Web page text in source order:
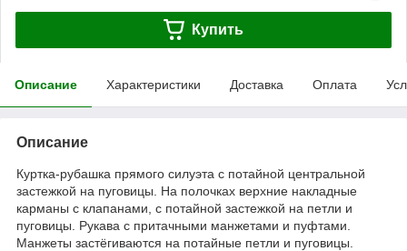
Купить
Описание Характеристики Доставка Оплата
Описание
Куртка-рубашка прямого силуэта с потайной центральной
застежкой на пуговицы. На полочках верхние накладные
карманы с клапанами, с потайной застежкой на петли и
пуговицы. Рукава с притачными манжетами и пуфтами.
Манжеты застёгиваются на потайные петли и пуговицы.